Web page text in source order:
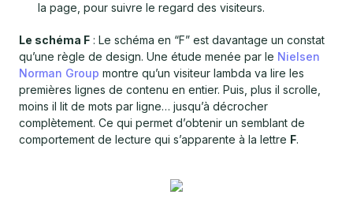
la page, pour suivre le regard des visiteurs.
Le schéma F : Le schéma en “F” est davantage un constat
qu’une règle de design. Une étude menée par le Nielsen
Norman Group montre qu’un visiteur lambda va lire les
premières lignes de contenu en entier. Puis, plus il scrolle,
moins il lit de mots par ligne… jusqu’à décrocher
complètement. Ce qui permet d’obtenir un semblant de
comportement de lecture qui s’apparente à la lettre F.